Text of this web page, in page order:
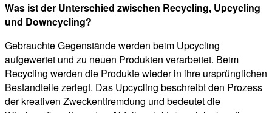
Was ist der Unterschied zwischen Recycling, Upcycling
und Downcycling?
Gebrauchte Gegenstände werden beim Upcycling
aufgewertet und zu neuen Produkten verarbeitet. Beim
Recycling werden die Produkte wieder in ihre ursprünglichen
Bestandteile zerlegt. Das Upcycling beschreibt den Prozess
der kreativen Zweckentfremdung und bedeutet die